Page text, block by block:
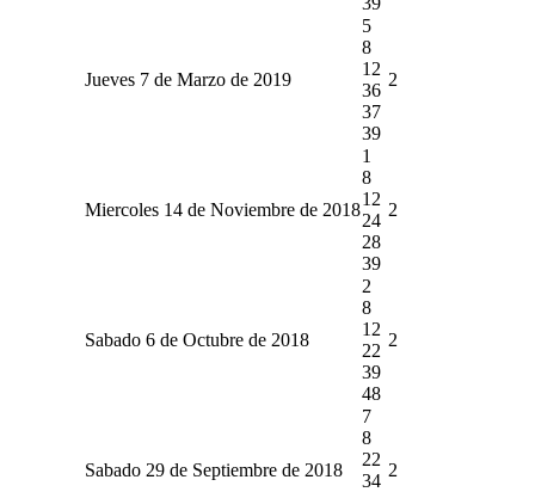
Jueves 7 de Marzo de 2019
5
8
12
36
37
39
2
Miercoles 14 de Noviembre de 2018
1
8
12
24
28
39
2
Sabado 6 de Octubre de 2018
2
8
12
22
39
48
2
Sabado 29 de Septiembre de 2018
7
8
22
34
2